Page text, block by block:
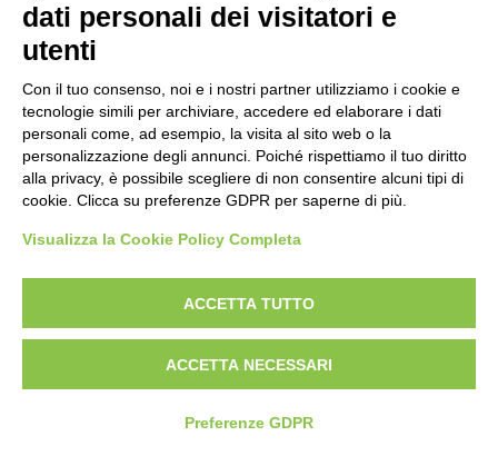
CREIAMO INSIEME LA TUA
PROSSIMA ESPERIENZA
Cookie Policy
dati personali dei visitatori e
utenti
Con il tuo consenso, noi e i nostri partner utilizziamo i cookie e
tecnologie simili per archiviare, accedere ed elaborare i dati
personali come, ad esempio, la visita al sito web o la
personalizzazione degli annunci. Poiché rispettiamo il tuo diritto
alla privacy, è possibile scegliere di non consentire alcuni tipi di
cookie. Clicca su preferenze GDPR per saperne di più.
Visualizza la Cookie Policy Completa
ACCETTA TUTTO
ACCETTA NECESSARI
Preferenze GDPR